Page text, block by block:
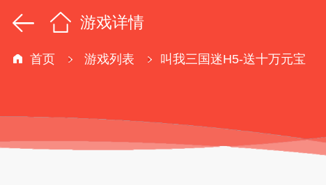
游戏详情
首页 游戏列表 叫我三国迷H5-送十万元宝